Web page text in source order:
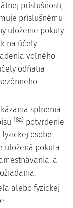
príslušnosti,
príslušnému
uloženie pokuty
na účely
voľného
odňatia
splnenia
18a) potvrdenie
osobe
uložená pokuta
a
alebo fyzickej